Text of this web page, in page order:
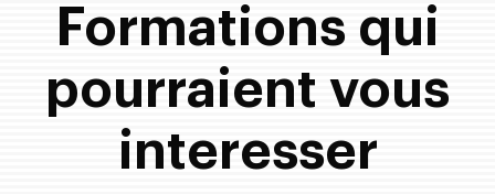
Formations qui
pourraient vous
interesser